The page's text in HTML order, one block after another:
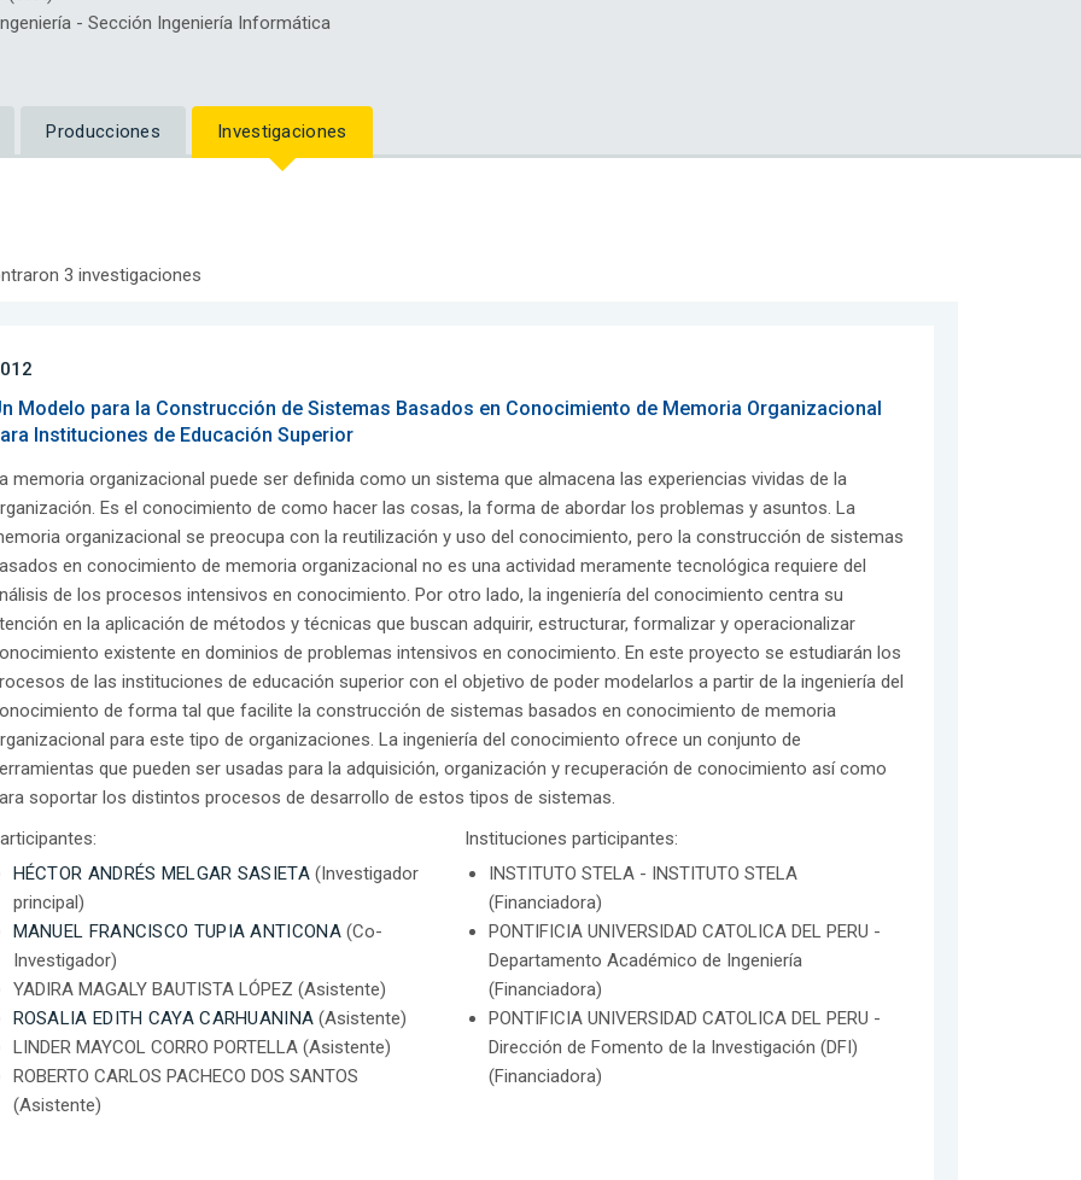
- Sección Ingeniería Informática
Producciones Investigaciones
3 investigaciones
Modelo para la Construcción de Sistemas Basados en Conocimiento de Memoria Organizacional
Instituciones de Educación Superior
memoria organizacional puede ser definida como un sistema que almacena las experiencias vividas de la
Es el conocimiento de como hacer las cosas, la forma de abordar los problemas y asuntos. La
organizacional se preocupa con la reutilización y uso del conocimiento, pero la construcción de sistemas
en conocimiento de memoria organizacional no es una actividad meramente tecnológica requiere del
de los procesos intensivos en conocimiento. Por otro lado, la ingeniería del conocimiento centra su
en la aplicación de métodos y técnicas que buscan adquirir, estructurar, formalizar y operacionalizar
existente en dominios de problemas intensivos en conocimiento. En este proyecto se estudiarán los
de las instituciones de educación superior con el objetivo de poder modelarlos a partir de la ingeniería del
de forma tal que facilite la construcción de sistemas basados en conocimiento de memoria
para este tipo de organizaciones. La ingeniería del conocimiento ofrece un conjunto de
que pueden ser usadas para la adquisición, organización y recuperación de conocimiento así como
soportar los distintos procesos de desarrollo de estos tipos de sistemas.
HÉCTOR ANDRÉS MELGAR SASIETA(Investigador
principal)
MANUEL FRANCISCO TUPIA ANTICONA(Co-
Investigador)
YADIRA MAGALY BAUTISTA LÓPEZ (Asistente)
ROSALIA EDITH CAYA CARHUANINA (Asistente)
LINDER MAYCOL CORRO PORTELLA (Asistente)
ROBERTO CARLOS PACHECO DOS SANTOS
(Asistente)
Instituciones participantes:
INSTITUTO STELA - INSTITUTO STELA
(Financiadora)
PONTIFICIA UNIVERSIDAD CATOLICA DEL PERU -
Departamento Académico de Ingeniería
(Financiadora)
PONTIFICIA UNIVERSIDAD CATOLICA DEL PERU -
Dirección de Fomento de la Investigación (DFI)
(Financiadora)